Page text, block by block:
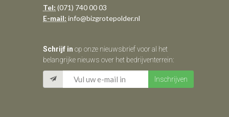
Tel: (071) 740 00 03
E-mail: info@bizgrotepolder.nl
Schrijf in op onze nieuwsbrief voor al het
belangrijke nieuws over het bedrijventerrein: